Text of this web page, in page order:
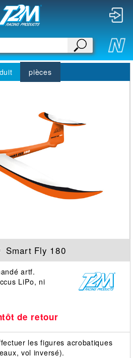
pièces
Smart Fly 180
artf.
LiPo, ni
de retour
les figures acrobatiques
vol inversé).